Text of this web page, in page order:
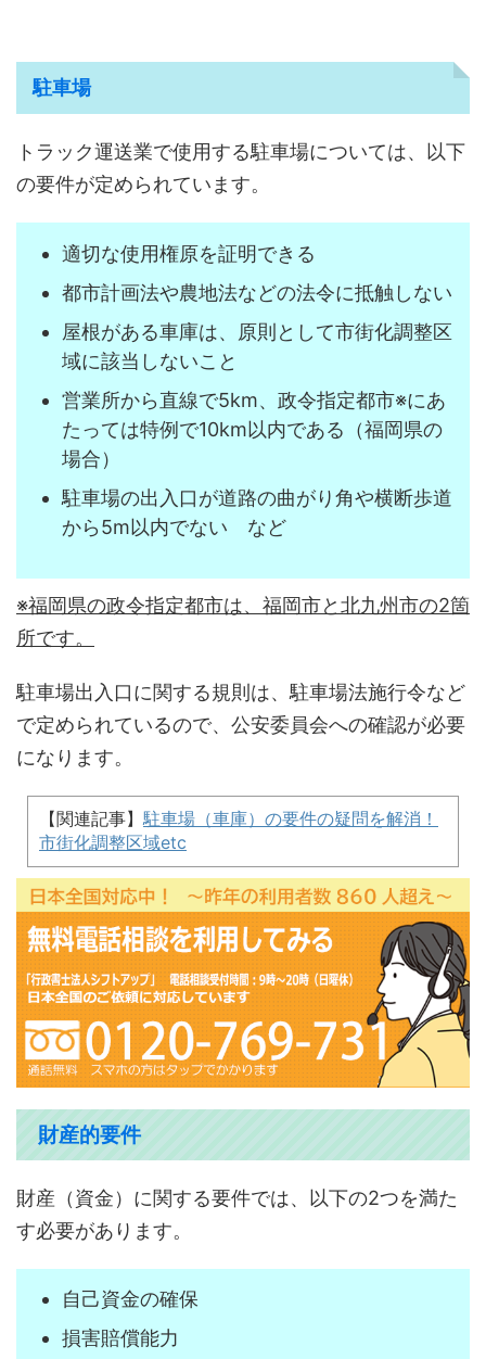
駐車場
トラック運送業で使用する駐車場については、以下
の要件が定められています。
適切な使用権原を証明できる
都市計画法や農地法などの法令に抵触しない
屋根がある車庫は、原則として市街化調整区
域に該当しないこと
営業所から直線で5km、政令指定都市※にあ
たっては特例で10km以内である（福岡県の
場合）
駐車場の出入口が道路の曲がり角や横断歩道
から5m以内でない など
※福岡県の政令指定都市は、福岡市と北九州市の2箇
所です。
駐車場出入口に関する規則は、駐車場法施行令など
で定められているので、公安委員会への確認が必要
になります。
【関連記事】駐車場（車庫）の要件の疑問を解消！
市街化調整区域etc
財産的要件
財産（資金）に関する要件では、以下の2つを満た
す必要があります。
自己資金の確保
損害賠償能力